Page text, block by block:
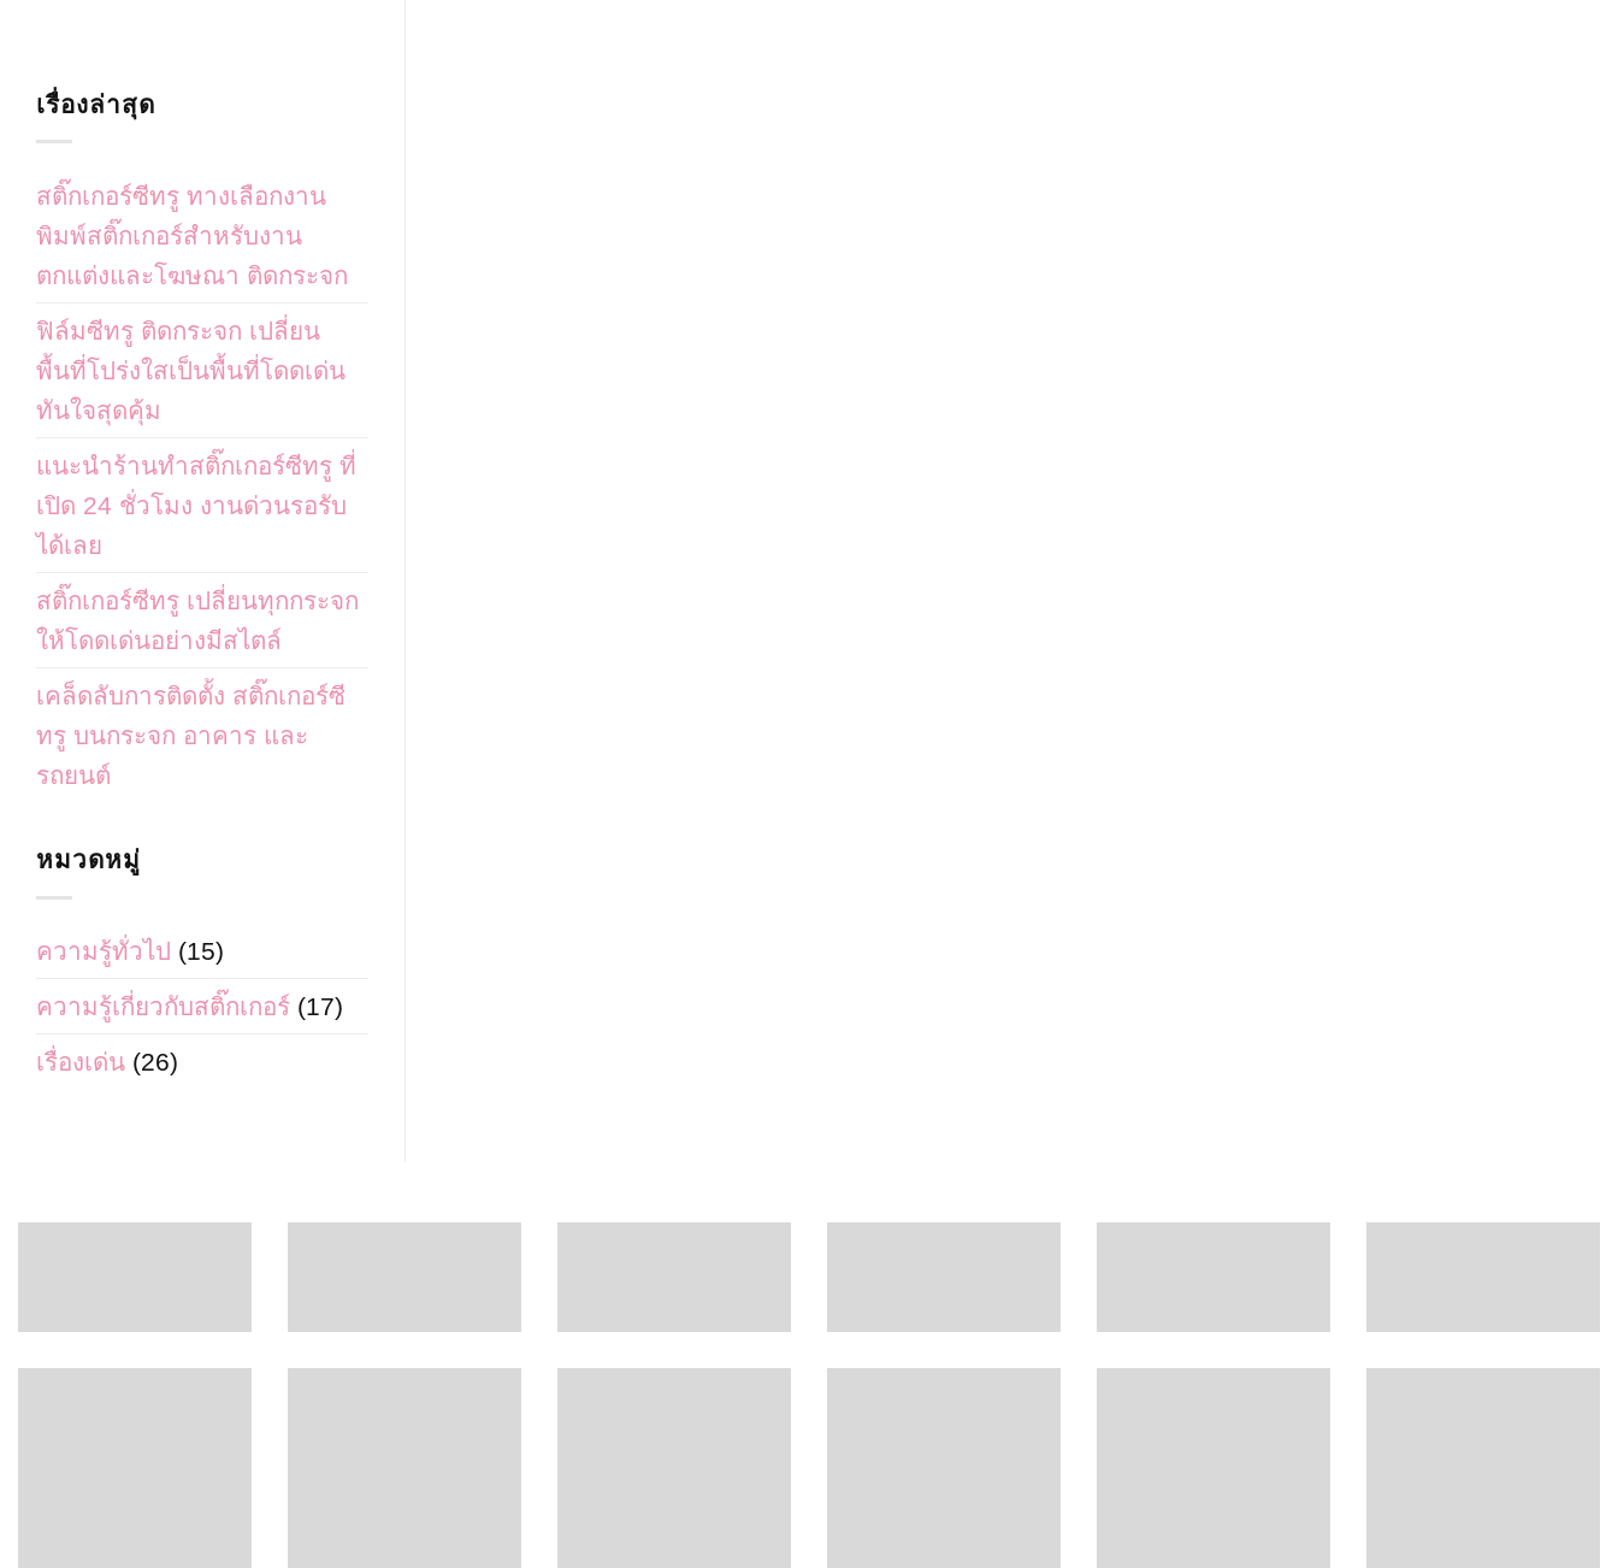
เรื่องล่าสุด
สติ๊กเกอร์ซีทรู ทางเลือกงาน
พิมพ์สติ๊กเกอร์สำหรับงาน
ตกแต่งและโฆษณา ติดกระจก
ฟิล์มซีทรู ติดกระจก เปลี่ยน
พื้นที่โปร่งใสเป็นพื้นที่โดดเด่น
ทันใจสุดคุ้ม
แนะนำร้านทำสติ๊กเกอร์ซีทรู ที่
เปิด 24 ชั่วโมง งานด่วนรอรับ
ได้เลย
สติ๊กเกอร์ซีทรู เปลี่ยนทุกกระจก
ให้โดดเด่นอย่างมีสไตล์
เคล็ดลับการติดตั้ง สติ๊กเกอร์ซี
ทรู บนกระจก อาคาร และ
รถยนต์
หมวดหมู่
ความรู้ทั่วไป (15)
ความรู้เกี่ยวกับสติ๊กเกอร์ (17)
เรื่องเด่น (26)